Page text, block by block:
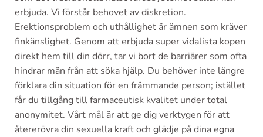
erbjuda. Vi förstår behovet av diskretion.
Erektionsproblem och uthållighet är ämnen som kräver
finkänslighet. Genom att erbjuda super vidalista kopen
direkt hem till din dörr, tar vi bort de barriärer som ofta
hindrar män från att söka hjälp. Du behöver inte längre
förklara din situation för en främmande person; istället
får du tillgång till farmaceutisk kvalitet under total
anonymitet. Vårt mål är att ge dig verktygen för att
återerövra din sexuella kraft och glädje på dina egna